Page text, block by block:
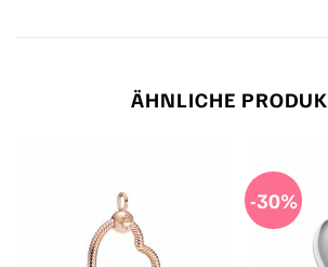
ÄHNLICHE
-30%